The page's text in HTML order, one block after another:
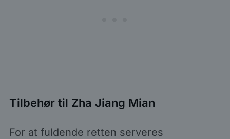
Tilbehør til Zha Jiang Mian
For at fuldende retten serveres